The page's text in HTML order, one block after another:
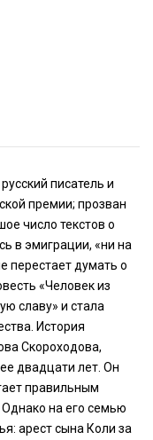
писатель и
премии; прозван
число текстов о
в эмиграции, «ни на
перестает думать о
«Человек из
славу» и стала
История
Скороходова,
двадцати лет. Он
правильным
на его семью
арест сына Коли за